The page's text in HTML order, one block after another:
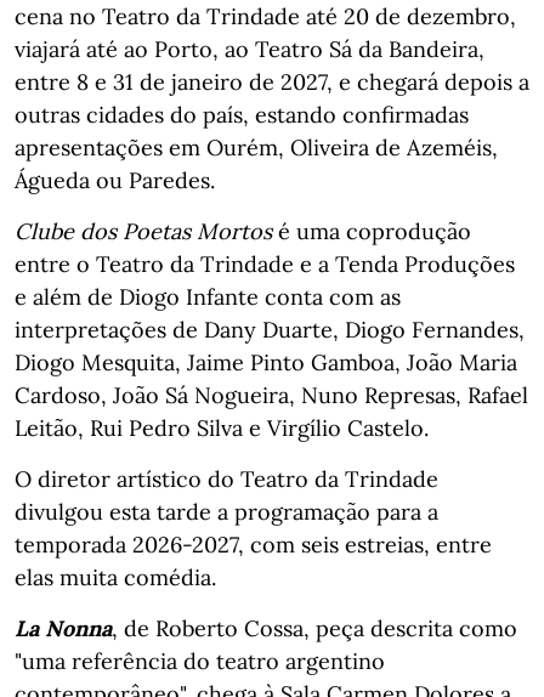
cena no Teatro da Trindade até 20 de dezembro,
viajará até ao Porto, ao Teatro Sá da Bandeira,
entre 8 e 31 de janeiro de 2027, e chegará depois a
outras cidades do país, estando confirmadas
apresentações em Ourém, Oliveira de Azeméis,
Águeda ou Paredes.
Clube dos Poetas Mortosé uma coprodução
entre o Teatro da Trindade e a Tenda Produções
e além de Diogo Infante conta com as
interpretações de Dany Duarte, Diogo Fernandes,
Diogo Mesquita, Jaime Pinto Gamboa, João Maria
Cardoso, João Sá Nogueira, Nuno Represas, Rafael
Leitão, Rui Pedro Silva e Virgílio Castelo.
O diretor artístico do Teatro da Trindade
divulgou esta tarde a programação para a
temporada 2026-2027, com seis estreias, entre
elas muita comédia.
La Nonna, de Roberto Cossa, peça descrita como
"uma referência do teatro argentino